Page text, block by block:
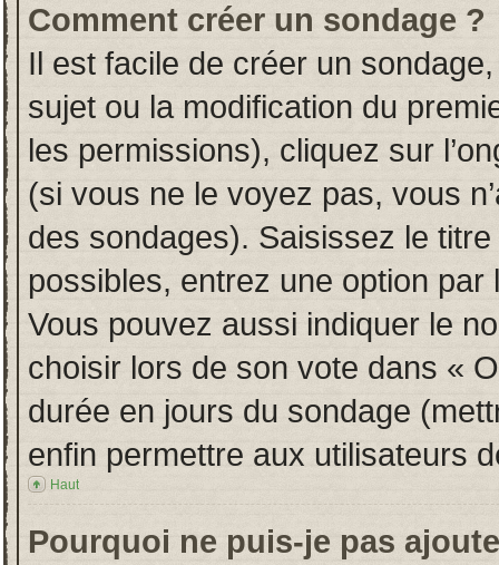
Comment créer un sondage ?
Il est facile de créer un
sujet ou la modification du
les permissions), cliquez sur
(si vous ne le voyez pas, vous
des sondages). Saisissez le
possibles, entrez une option
Vous pouvez aussi indiquer le
choisir lors de son vote dans «
durée en jours du sondage
enfin permettre aux utilisateurs
Haut
Pourquoi ne puis-je pas